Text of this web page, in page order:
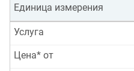
Единица измерения
Услуга
Цена* от